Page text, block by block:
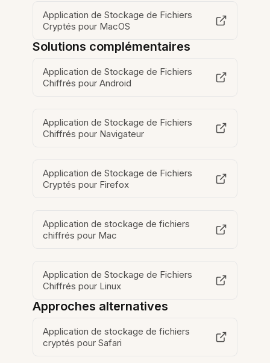
Application de Stockage de Fichiers
Cryptés pour MacOS
Solutions complémentaires
Application de Stockage de Fichiers
Chiffrés pour Android
Application de Stockage de Fichiers
Chiffrés pour Navigateur
Application de Stockage de Fichiers
Cryptés pour Firefox
Application de stockage de fichiers
chiffrés pour Mac
Application de Stockage de Fichiers
Chiffrés pour Linux
Approches alternatives
Application de stockage de fichiers
cryptés pour Safari